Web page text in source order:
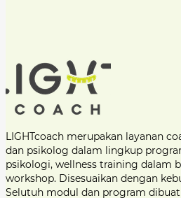
LIGHTcoach merupakan layanan
dan psikolog dalam lingkup
psikologi, wellness training dalam
workshop. Disesuaikan dengan
Selutuh modul dan program